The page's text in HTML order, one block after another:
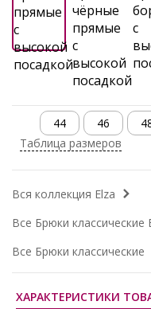
44 46
Таблица размеров
Вся коллекция Elza
Все Брюки классические
Все Брюки классические
ХАРАКТЕРИСТИКИ